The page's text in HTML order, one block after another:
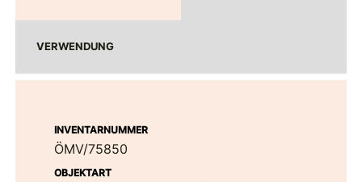
VERWENDUNG
INVENTARNUMMER
ÖMV/75850
OBJEKTART